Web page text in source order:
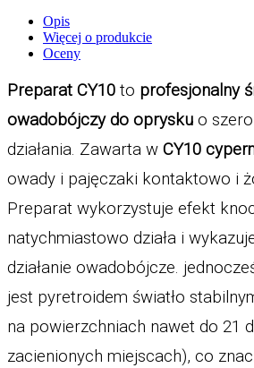
Opis
Więcej o produkcie
Oceny
Preparat CY10 to profesjonalny
owadobójczy do oprysku o
działania. Zawarta w CY10
owady i pajęczaki kontaktowo i
Preparat wykorzystuje efekt
natychmiastowo działa i
działanie owadobójcze.
jest pyretroidem światło
na powierzchniach nawet do 21
zacienionych miejscach), co